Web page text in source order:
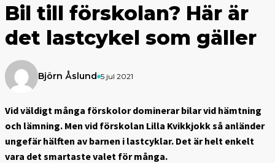
Bil till förskolan? Här är
det lastcykel som gäller
Björn Åslund 5 jul 2021
Vid väldigt många förskolor dominerar bilar vid hämtning
och lämning. Men vid förskolan Lilla Kvikkjokk så anländer
ungefär hälften av barnen i lastcyklar. Det är helt enkelt
vara det smartaste valet för många.